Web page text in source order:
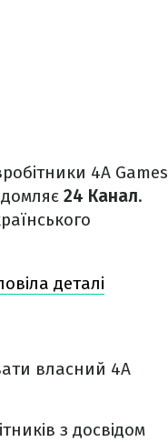
4A Games
24 Канал.
деталі
власний 4A
з досвідом